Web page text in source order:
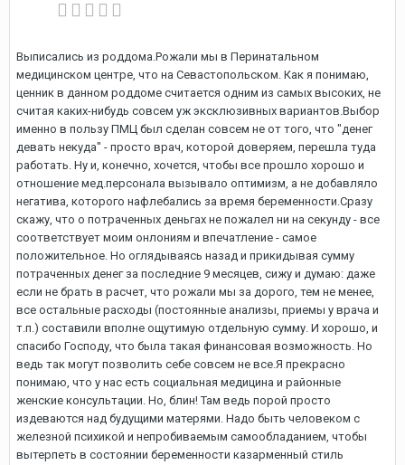
Выписались из роддома.Рожали мы в Перинатальном
медицинском центре, что на Севастопольском. Как я понимаю,
ценник в данном роддоме считается одним из самых высоких, не
считая каких-нибудь совсем уж эксклюзивных вариантов.Выбор
именно в пользу ПМЦ был сделан совсем не от того, что "денег
девать некуда" - просто врач, которой доверяем, перешла туда
работать. Ну и, конечно, хочется, чтобы все прошло хорошо и
отношение мед.персонала вызывало оптимизм, а не добавляло
негатива, которого нафлебались за время беременности.Сразу
скажу, что о потраченных деньгах не пожалел ни на секунду - все
соответствует моим онлониям и впечатление - самое
положительное. Но оглядываясь назад и прикидывая сумму
потраченных денег за последние 9 месяцев, сижу и думаю: даже
если не брать в расчет, что рожали мы за дорого, тем не менее,
все остальные расходы (постоянные анализы, приемы у врача и
т.п.) составили вполне ощутимую отдельную сумму. И хорошо, и
спасибо Господу, что была такая финансовая возможность. Но
ведь так могут позволить себе совсем не все.Я прекрасно
понимаю, что у нас есть социальная медицина и районные
женские консультации. Но, блин! Там ведь порой просто
издеваются над будущими матерями. Надо быть человеком с
железной психикой и непробиваемым самообладанием, чтобы
вытерпеть в состоянии беременности казарменный стиль